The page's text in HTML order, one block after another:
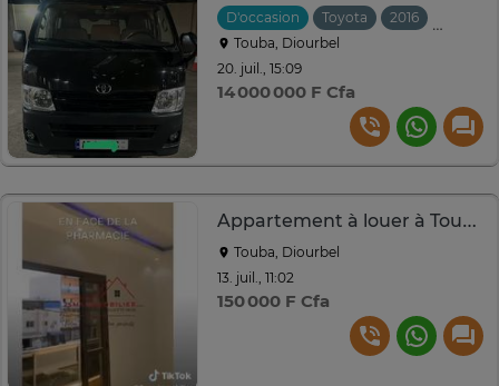
D'occasion Toyota 2016
Touba, Diourbel
20. juil., 15:09
14 000 000 F Cfa
Appartement à louer à Touba Khaïra
Touba, Diourbel
13. juil., 11:02
150 000 F Cfa